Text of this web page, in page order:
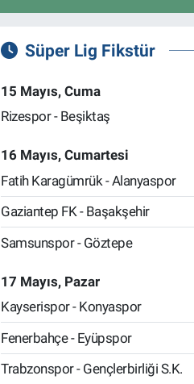
Süper Lig Fikstür
15 Mayıs, Cuma
Rizespor - Beşiktaş
16 Mayıs, Cumartesi
Fatih Karagümrük - Alanyaspor
Gaziantep FK - Başakşehir
Samsunspor - Göztepe
17 Mayıs, Pazar
Kayserispor - Konyaspor
Fenerbahçe - Eyüpspor
Trabzonspor - Gençlerbirliği S.K.